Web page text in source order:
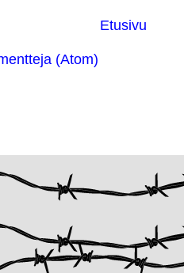
Etusivu
(Atom)